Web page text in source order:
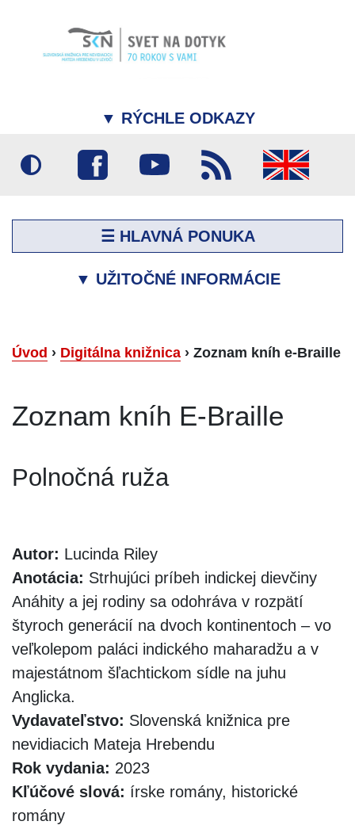
▼ RÝCHLE ODKAZY
☰ HLAVNÁ PONUKA
▼ UŽITOČNÉ INFORMÁCIE
Úvod › Digitálna knižnica › Zoznam kníh e-Braille
Zoznam kníh E-Braille
Polnočná ruža
Autor: Lucinda Riley
Anotácia: Strhujúci príbeh indickej dievčiny
Anáhity a jej rodiny sa odohráva v rozpätí
štyroch generácií na dvoch kontinentoch – vo
veľkolepom paláci indického maharadžu a v
majestátnom šľachtickom sídle na juhu
Anglicka.
Vydavateľstvo: Slovenská knižnica pre
nevidiacich Mateja Hrebendu
Rok vydania: 2023
Kľúčové slová: írske romány, historické
romány